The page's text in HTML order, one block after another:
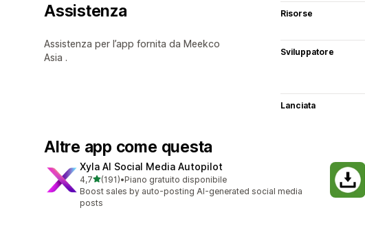
Assistenza
Assistenza per l’app fornita da Meekco
Asia .
Risorse
Sviluppatore
Lanciata
Altre app come questa
Xyla AI Social Media Autopilot
4,7stelle su 5
(191)
191 recensioni totali
•Piano gratuito disponibile
Boost sales by auto-posting AI-generated social media
posts